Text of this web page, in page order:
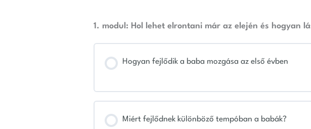
1. modul: Hol lehet elrontani már az elején és hogyan
Hogyan fejlődik a baba mozgása az első évben
Miért fejlődnek különböző tempóban a babák?